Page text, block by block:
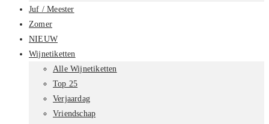
Juf / Meester
Zomer
NIEUW
Wijnetiketten
Alle Wijnetiketten
Top 25
Verjaardag
Vriendschap